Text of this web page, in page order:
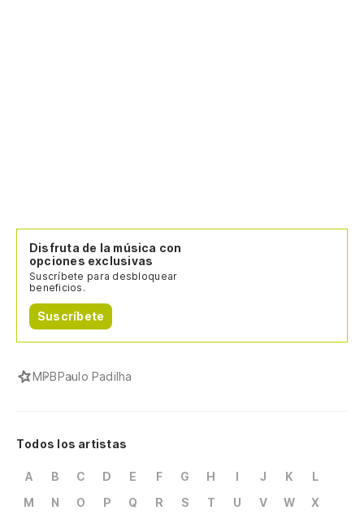
Disfruta de la música con
opciones exclusivas
Suscríbete para desbloquear
beneficios.
Suscríbete
MPBPaulo Padilha
Todos los artistas
A B C D E F G H I J K
L
M
N O P Q R S T U V W
X